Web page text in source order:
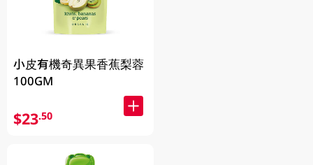
小皮有機奇異果香蕉梨蓉
100GM
$23.50